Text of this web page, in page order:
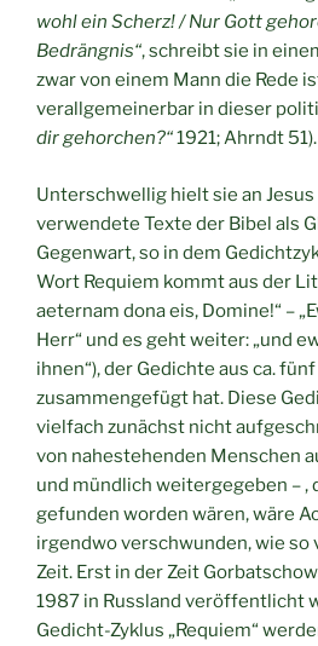
wohl ein Scherz! / Nur Gott
Bedrängnis“, schreibt sie in
zwar von einem Mann die Rede
verallgemeinerbar in dieser
dir gehorchen?“1921; Ahrndt 51).
Unterschwellig hielt sie an
verwendete Texte der Bibel als
Gegenwart, so in dem
Wort Requiem kommt aus der
aeternam dona eis, Domine!“ –
Herr“ und es geht weiter: „und
ihnen“), der Gedichte aus ca.
zusammengefügt hat. Diese
vielfach zunächst nicht
von nahestehenden Menschen
und mündlich weitergegeben – ,
gefunden worden wären, wäre
irgendwo verschwunden, wie
Zeit. Erst in der Zeit
1987 in Russland veröffentlicht
Gedicht-Zyklus „Requiem“